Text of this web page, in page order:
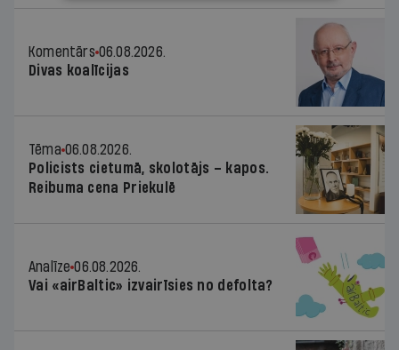
Komentārs 06.08.2026.
Divas koalīcijas
Tēma 06.08.2026.
Policists cietumā, skolotājs – kapos.
Reibuma cena Priekulē
Analīze 06.08.2026.
Vai «airBaltic» izvairīsies no defolta?